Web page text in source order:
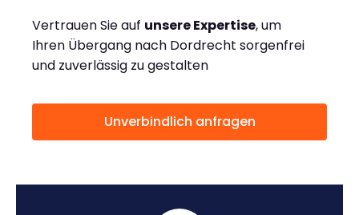
Vertrauen Sie auf unsere Expertise, um
Ihren Übergang nach Dordrecht sorgenfrei
und zuverlässig zu gestalten
Unverbindlich anfragen